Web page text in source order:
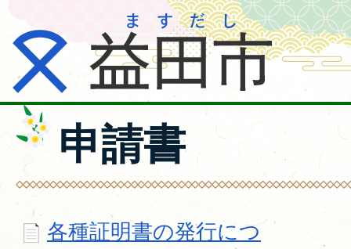
申請書
各種証明書の発行につ